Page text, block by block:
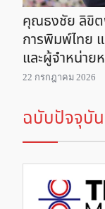
คุณธงชัย ลิขิต
การพิมพ์ไทย
และผู้จำหน่าย
22 กรกฎาคม 2026
ฉบับปัจจุบัน